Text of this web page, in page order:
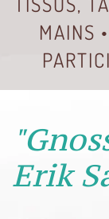
MAINS
Erik